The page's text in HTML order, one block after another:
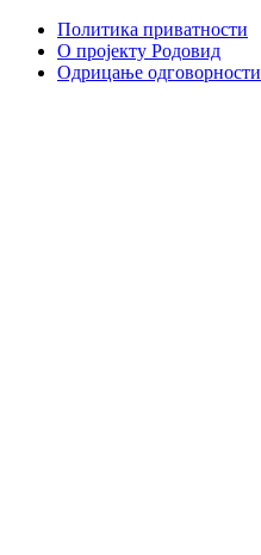
Политика приватности
О пројекту Родовид
Одрицање одговорности